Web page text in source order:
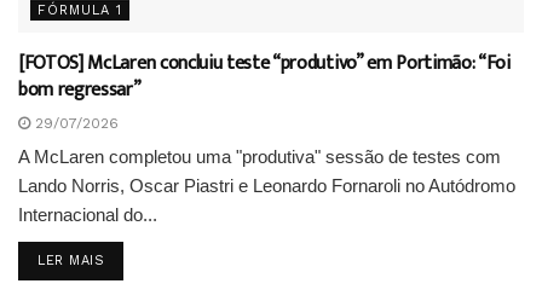
FÓRMULA 1
[FOTOS] McLaren concluiu teste “produtivo” em Portimão: “Foi
bom regressar”
29/07/2026
A McLaren completou uma "produtiva" sessão de testes com
Lando Norris, Oscar Piastri e Leonardo Fornaroli no Autódromo
Internacional do...
LER MAIS